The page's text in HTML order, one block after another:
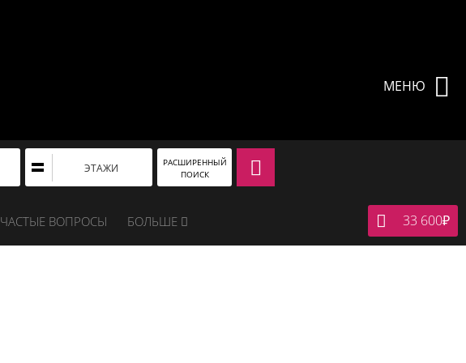
МЕНЮ
ЭТАЖИ
РАСШИРЕННЫЙ
ПОИСК
ЧАСТЫЕ ВОПРОСЫ БОЛЬШЕ 33 600₽